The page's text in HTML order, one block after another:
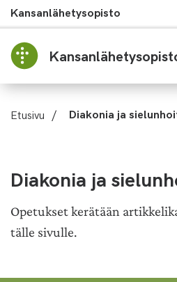
Kansanlähetysopisto
Etusivu / Diakonia ja
Diakonia ja
Opetukset kerätään
tälle sivulle.